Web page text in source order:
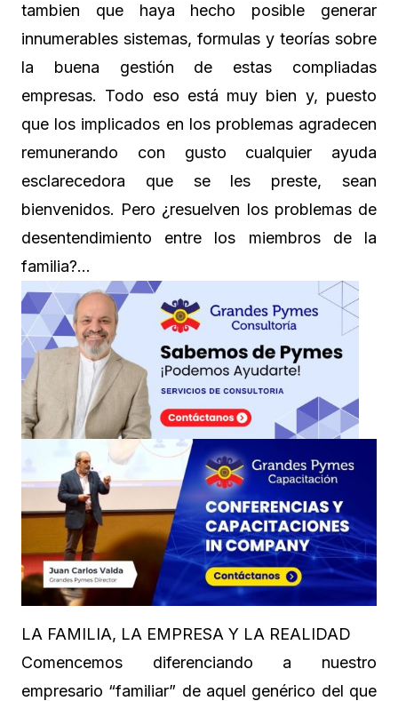
tambien que haya hecho posible generar
innumerables sistemas, formulas y teorías sobre
la buena gestión de estas compliadas
empresas. Todo eso está muy bien y, puesto
que los implicados en los problemas agradecen
remunerando con gusto cualquier ayuda
esclarecedora que se les preste, sean
bienvenidos. Pero ¿resuelven los problemas de
desentendimiento entre los miembros de la
familia?…
LA FAMILIA, LA EMPRESA Y LA REALIDAD
Comencemos diferenciando a nuestro
empresario “familiar” de aquel genérico del que